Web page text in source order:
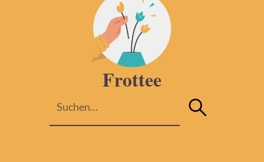
Frottee